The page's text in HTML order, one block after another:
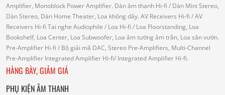
Amplifier, Monoblock Power Amplifier. Dàn âm thanh Hi-fi / Dàn Mini Stereo,
Dàn Stereo, Dàn Home Theater, Loa không dây. AV Receivers Hi-fi / AV
Receivers Hi-fi Tai nghe Audiophile / Loa Hi-fi / Loa Floorstanding, Loa
Bookshelf, Loa Center, Loa Subwoofer, Loa âm tường âm trần, Loa sân vườn.
Pre-Amplifier Hi-fi / Bộ giải mã DAC, Stereo Pre-Amplifiers, Multi-Channel
Pre-Amplifier Integrated Amplifier Hi-fi/ Integrated Amplifier Hi-fi.
HÀNG BÀY, GIẢM GIÁ
PHỤ KIỆN ÂM THANH